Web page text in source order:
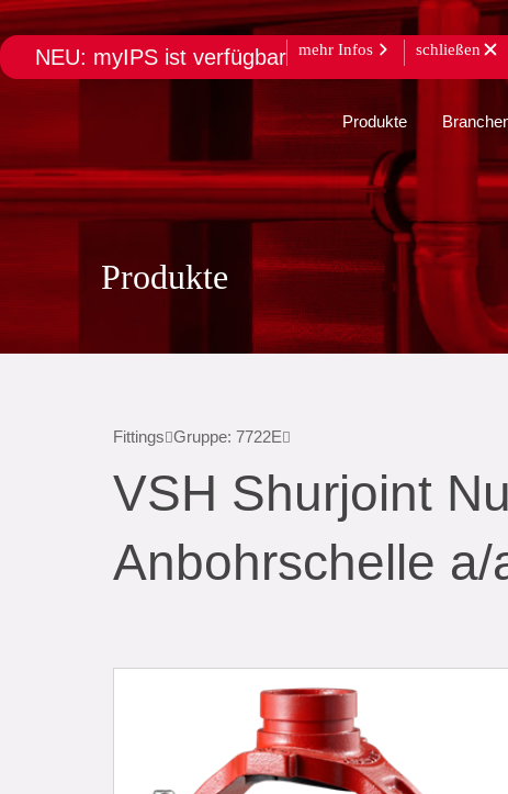
NEU: myIPS ist verfügbar mehr Infos schließen
Produkte
Produkte
Fittings Gruppe: 7722E
VSH Shurjoint
Anbohrschelle